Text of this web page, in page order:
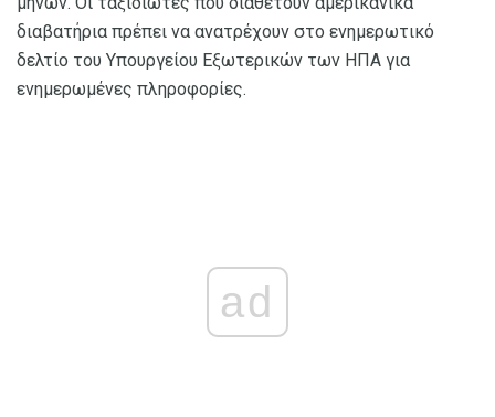
διαβατήρια πρέπει να ανατρέχουν στο ενημερωτικό
δελτίο του Υπουργείου Εξωτερικών των ΗΠΑ για
ενημερωμένες πληροφορίες.
ad